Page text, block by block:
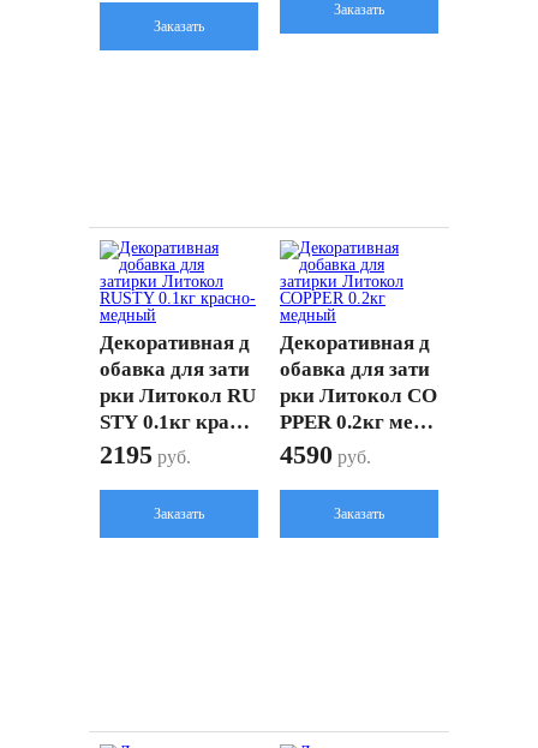
Заказать
Заказать
Декоративная д
обавка для зати
рки Литокол RU
STY 0.1кг красн
о-медный
2195 руб.
Заказать
Декоративная д
обавка для зати
рки Литокол CO
PPER 0.2кг медн
ый
4590 руб.
Заказать